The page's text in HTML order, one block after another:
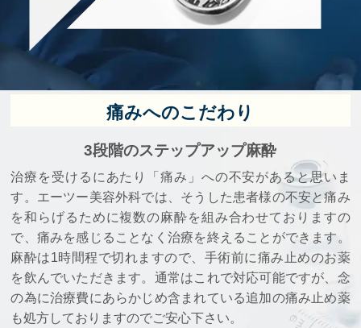
痛みへのこだわり
3段階のステップアップ麻酔
治療を受けるにあたり「痛み」への不安があると思いま
す。エーツー美容外科では、そうした患者様の不安と痛み
を和らげるために複数の麻酔を組み合わせておりますの
で、痛みを感じることなく治療を終えることができます。
麻酔は1時間程で切れますので、手術前に痛み止めのお薬
を飲んでいただきます。通常はこれで対応可能ですが、念
の為に治療費にあらかじめ含まれている追加の痛み止め薬
も処方しておりますのでご安心下さい。